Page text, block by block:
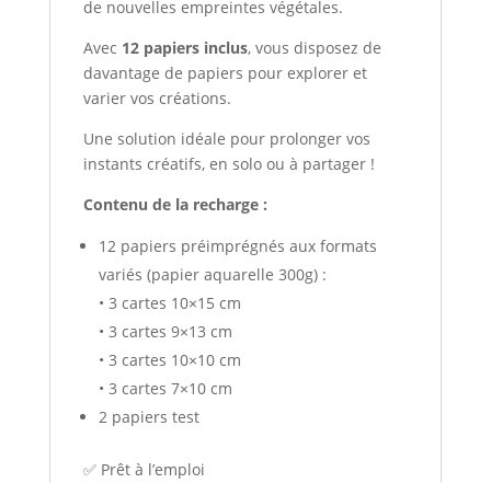
de nouvelles empreintes végétales.
Avec 12 papiers inclus, vous disposez de
davantage de papiers pour explorer et
varier vos créations.
Une solution idéale pour prolonger vos
instants créatifs, en solo ou à partager !
Contenu de la recharge :
12 papiers préimprégnés aux formats
variés (papier aquarelle 300g) :
• 3 cartes 10×15 cm
• 3 cartes 9×13 cm
• 3 cartes 10×10 cm
• 3 cartes 7×10 cm
2 papiers test
✅ Prêt à l’emploi